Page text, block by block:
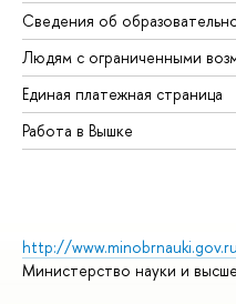
Сведения об
Людям с ограниченными
Единая платежная страница
Работа в Вышке
http://
Министерство науки и